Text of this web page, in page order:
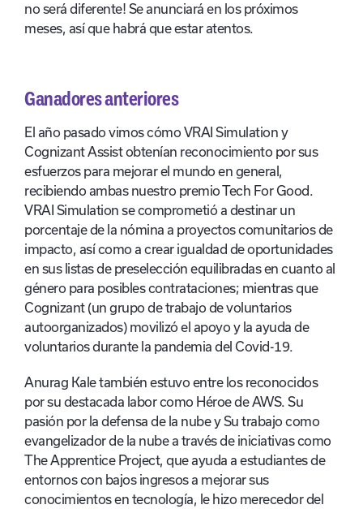
no será diferente! Se anunciará en los próximos
meses, así que habrá que estar atentos.
Ganadores anteriores
El año pasado vimos cómo VRAI Simulation y
Cognizant Assist obtenían reconocimiento por sus
esfuerzos para mejorar el mundo en general,
recibiendo ambas nuestro premio Tech For Good.
VRAI Simulation se comprometió a destinar un
porcentaje de la nómina a proyectos comunitarios de
impacto, así como a crear igualdad de oportunidades
en sus listas de preselección equilibradas en cuanto al
género para posibles contrataciones; mientras que
Cognizant (un grupo de trabajo de voluntarios
autoorganizados) movilizó el apoyo y la ayuda de
voluntarios durante la pandemia del Covid-19.
Anurag Kale también estuvo entre los reconocidos
por su destacada labor como Héroe de AWS. Su
pasión por la defensa de la nube ySu trabajo como
evangelizador de la nube a través de iniciativas como
The Apprentice Project, que ayuda a estudiantes de
entornos con bajos ingresos a mejorar sus
conocimientos en tecnología, le hizo merecedor del